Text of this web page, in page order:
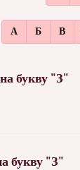
А Б В
букву "З"
букву "З"